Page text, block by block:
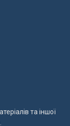
та іншої